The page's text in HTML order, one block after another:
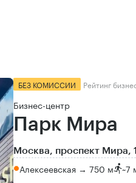
БЕЗ КОМИССИИ Рейтинг
Бизнес-центр
Парк Мира
Москва, проспект Мира,
Алексеевская → 750 м ~7